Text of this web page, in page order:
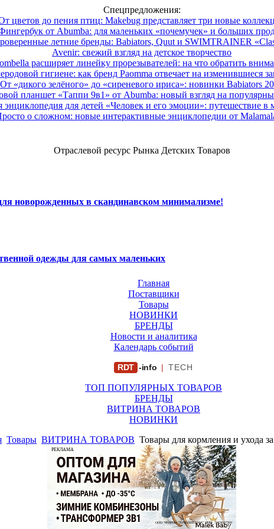
Спецпредложения:
цветов до пения птиц: Makebug представляет три новые
от Abumba: для маленьких «почемучек» и больших
летние бренды: Babiators, Quut и SWIMTRAINER
Avenir: свежий взгляд на детское творчество
расширяет линейку прорезывателей: на что обратить
гигиене: как бренд Paomma отвечает на изменившиеся
От «дикого зелёного» до «сиреневого ириса»: новинки Babiators
планшет «Таппи 9в1» от Abumba: новый взгляд на
энциклопедия для детей «Человек и его эмоции»: путешествие в
о сложном: новые интерактивные энциклопедии от
Отраслевой ресурс Рынка Детских Товаров
новорожденных в скандинавском минимализме!
одежды для самых маленьких
Главная
Поставщики
Товары
НОВИНКИ
БРЕНДЫ
Новости и аналитика
Календарь событий
RDT -info | TECH
ТОП ПОПУЛЯРНЫХ ТОВАРОВ
БРЕНДЫ
ВИТРИНА ТОВАРОВ
НОВИНКИ
Товары ВИТРИНА ТОВАРОВ Товары для кормления и ухода
РЕКЛАМА
ООО "ФИРМА "ХРИЗАНТЕМА" ИНН: 7719007569